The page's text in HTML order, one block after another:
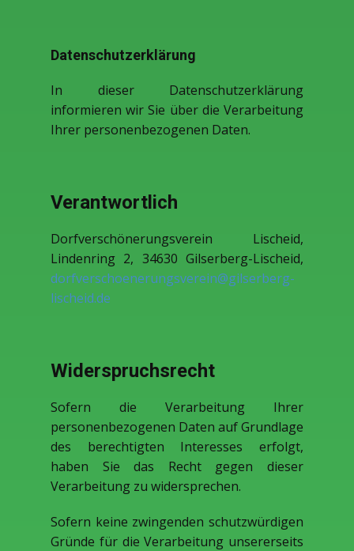
Datenschutzerklärung
In dieser Datenschutzerklärung
informieren wir Sie über die Verarbeitung
Ihrer personenbezogenen Daten.
Verantwortlich
Dorfverschönerungsverein Lischeid,
Lindenring 2, 34630 Gilserberg-Lischeid,
dorfverschoenerungsverein@gilserberg-
lischeid.de
Widerspruchsrecht
Sofern die Verarbeitung Ihrer
personenbezogenen Daten auf Grundlage
des berechtigten Interesses erfolgt,
haben Sie das Recht gegen dieser
Verarbeitung zu widersprechen.
Sofern keine zwingenden schutzwürdigen
Gründe für die Verarbeitung unsererseits